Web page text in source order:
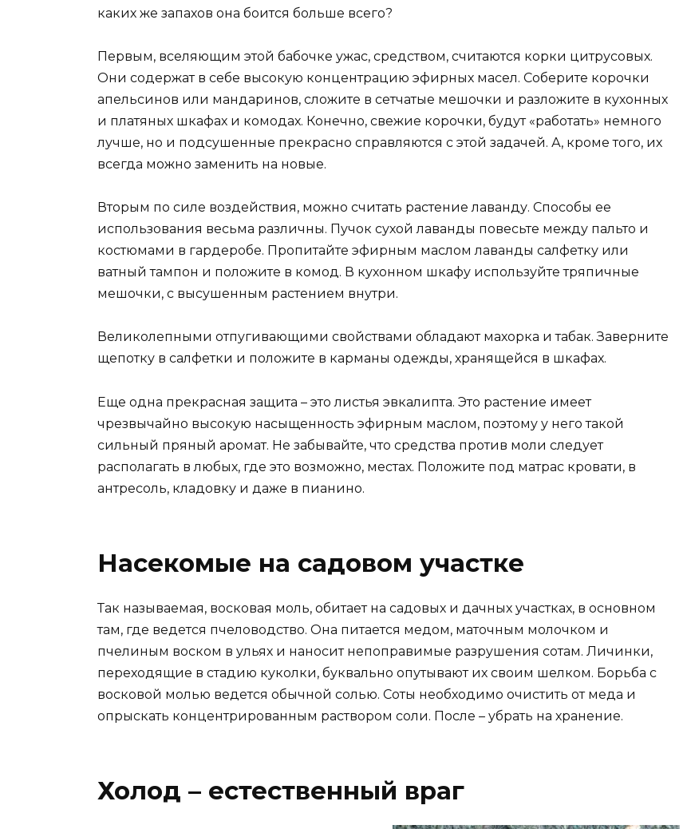
каких же запахов она боится больше всего?
Первым, вселяющим этой бабочке ужас, средством, считаются корки цитрусовых.
Они содержат в себе высокую концентрацию эфирных масел. Соберите корочки
апельсинов или мандаринов, сложите в сетчатые мешочки и разложите в кухонных
и платяных шкафах и комодах. Конечно, свежие корочки, будут «работать» немного
лучше, но и подсушенные прекрасно справляются с этой задачей. А, кроме того, их
всегда можно заменить на новые.
Вторым по силе воздействия, можно считать растение лаванду. Способы ее
использования весьма различны. Пучок сухой лаванды повесьте между пальто и
костюмами в гардеробе. Пропитайте эфирным маслом лаванды салфетку или
ватный тампон и положите в комод. В кухонном шкафу используйте тряпичные
мешочки, с высушенным растением внутри.
Великолепными отпугивающими свойствами обладают махорка и табак. Заверните
щепотку в салфетки и положите в карманы одежды, хранящейся в шкафах.
Еще одна прекрасная защита – это листья эвкалипта. Это растение имеет
чрезвычайно высокую насыщенность эфирным маслом, поэтому у него такой
сильный пряный аромат. Не забывайте, что средства против моли следует
располагать в любых, где это возможно, местах. Положите под матрас кровати, в
антресоль, кладовку и даже в пианино.
Насекомые на садовом участке
Так называемая, восковая моль, обитает на садовых и дачных участках, в основном
там, где ведется пчеловодство. Она питается медом, маточным молочком и
пчелиным воском в ульях и наносит непоправимые разрушения сотам. Личинки,
переходящие в стадию куколки, буквально опутывают их своим шелком. Борьба с
восковой молью ведется обычной солью. Соты необходимо очистить от меда и
опрыскать концентрированным раствором соли. После – убрать на хранение.
Холод – естественный враг